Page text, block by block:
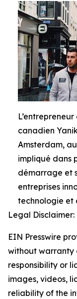
canadien
Amsterdam,
impliqué dans
démarrage et
entreprises
technologie et
Legal Disclaimer:
EIN Presswire
without warranty
responsibility or
images, videos,
reliability of the